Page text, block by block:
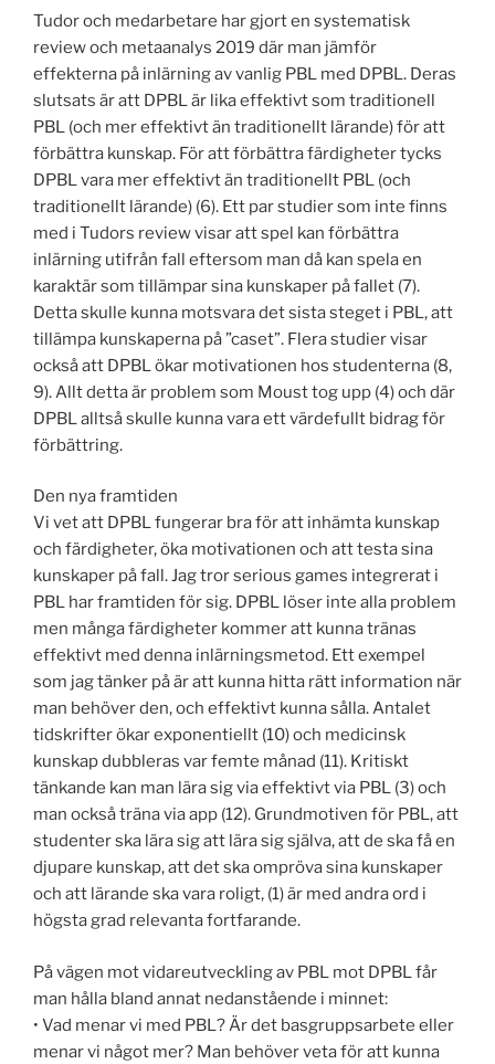
Tudor och medarbetare har gjort en systematisk
review och metaanalys 2019 där man jämför
effekterna på inlärning av vanlig PBL med DPBL. Deras
slutsats är att DPBL är lika effektivt som traditionell
PBL (och mer effektivt än traditionellt lärande) för att
förbättra kunskap. För att förbättra färdigheter tycks
DPBL vara mer effektivt än traditionellt PBL (och
traditionellt lärande) (6). Ett par studier som inte finns
med i Tudors review visar att spel kan förbättra
inlärning utifrån fall eftersom man då kan spela en
karaktär som tillämpar sina kunskaper på fallet (7).
Detta skulle kunna motsvara det sista steget i PBL, att
tillämpa kunskaperna på ”caset”. Flera studier visar
också att DPBL ökar motivationen hos studenterna (8,
9). Allt detta är problem som Moust tog upp (4) och där
DPBL alltså skulle kunna vara ett värdefullt bidrag för
förbättring.
Den nya framtiden
Vi vet att DPBL fungerar bra för att inhämta kunskap
och färdigheter, öka motivationen och att testa sina
kunskaper på fall. Jag tror serious games integrerat i
PBL har framtiden för sig. DPBL löser inte alla problem
men många färdigheter kommer att kunna tränas
effektivt med denna inlärningsmetod. Ett exempel
som jag tänker på är att kunna hitta rätt information när
man behöver den, och effektivt kunna sålla. Antalet
tidskrifter ökar exponentiellt (10) och medicinsk
kunskap dubbleras var femte månad (11). Kritiskt
tänkande kan man lära sig via effektivt via PBL (3) och
man också träna via app (12). Grundmotiven för PBL, att
studenter ska lära sig att lära sig själva, att de ska få en
djupare kunskap, att det ska ompröva sina kunskaper
och att lärande ska vara roligt, (1) är med andra ord i
högsta grad relevanta fortfarande.
På vägen mot vidareutveckling av PBL mot DPBL får
man hålla bland annat nedanstående i minnet:
• Vad menar vi med PBL? Är det basgruppsarbete eller
menar vi något mer? Man behöver veta för att kunna